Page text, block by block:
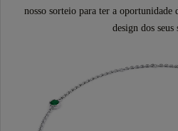
nosso sorteio para ter a oportunidade
design dos seus